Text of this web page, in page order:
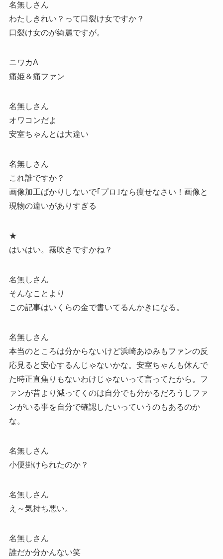
名無しさん
わたしきれい？って口裂け女ですか？
口裂け女のが綺麗ですが。
ニワカA
痛姫＆痛ファン
名無しさん
オワコンだよ
安室ちゃんとは大違い
名無しさん
これ誰ですか？
画像加工ばかりしないで｢プロ｣なら痩せなさい！画像と
現物の違いがありすぎる
★
はいはい。霧吹きですかね？
名無しさん
そんなことより
この記事はいくらの金で書いてるんかきになる。
名無しさん
本当のところは分からないけど浜崎あゆみもファンの反
応見ると安心するんじゃないかな。安室ちゃんも休んで
た時正直焦りもないわけじゃないって言ってたから。フ
ァンが昔より減ってくのは自分でも分かるだろうしファ
ンがいる事を自分で確認したいっていうのもあるのか
な。
名無しさん
小便掛けられたのか？
名無しさん
え～気持ち悪い。
名無しさん
誰だか分かんない笑